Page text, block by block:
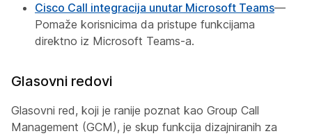
Cisco Call integracija unutar Microsoft Teams—
Pomaže korisnicima da pristupe funkcijama
direktno iz Microsoft Teams-a.
Glasovni redovi
Glasovni red, koji je ranije poznat kao Group Call
Management (GCM), je skup funkcija dizajniranih za